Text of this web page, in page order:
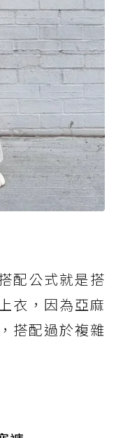
配公式就是搭
衣，因為亞麻
搭配過於複雜